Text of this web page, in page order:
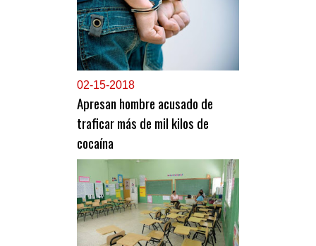
02-15-2018
Apresan hombre acusado de
traficar más de mil kilos de
cocaína